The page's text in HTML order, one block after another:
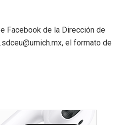
Facebook de la Dirección de
el formato de